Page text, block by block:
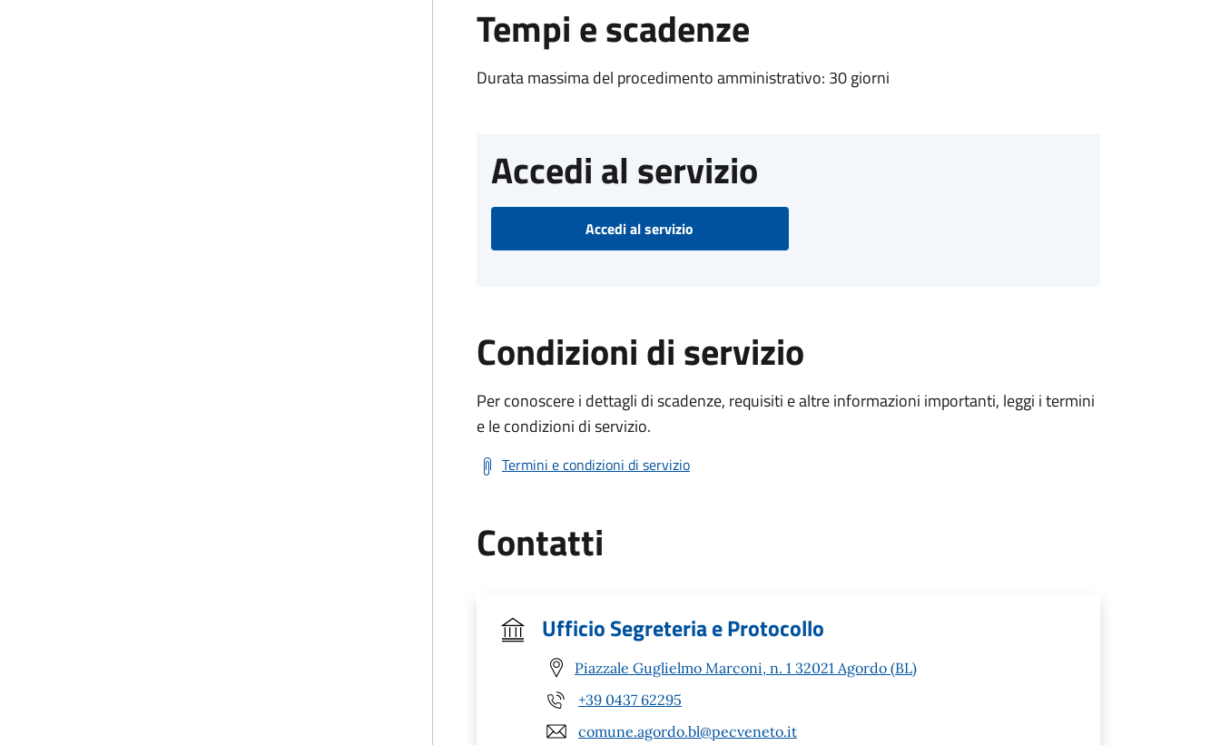
Tempi e scadenze
Durata massima del procedimento amministrativo: 30 giorni
Accedi al servizio
Accedi al servizio
Condizioni di servizio
Per conoscere i dettagli di scadenze, requisiti e altre informazioni importanti, leggi i termini
e le condizioni di servizio.
Termini e condizioni di servizio
Contatti
Ufficio Segreteria e Protocollo
Piazzale Guglielmo Marconi, n. 1 32021 Agordo (BL)
+39 0437 62295
comune.agordo.bl@pecveneto.it